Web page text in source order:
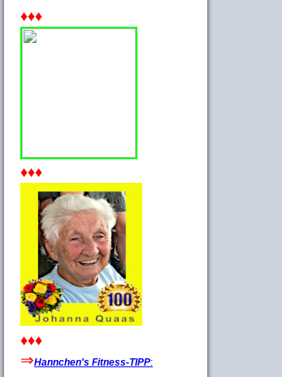
♦♦♦
♦♦♦
♦♦♦
⇒Hannchen's Fitness-TIPP: